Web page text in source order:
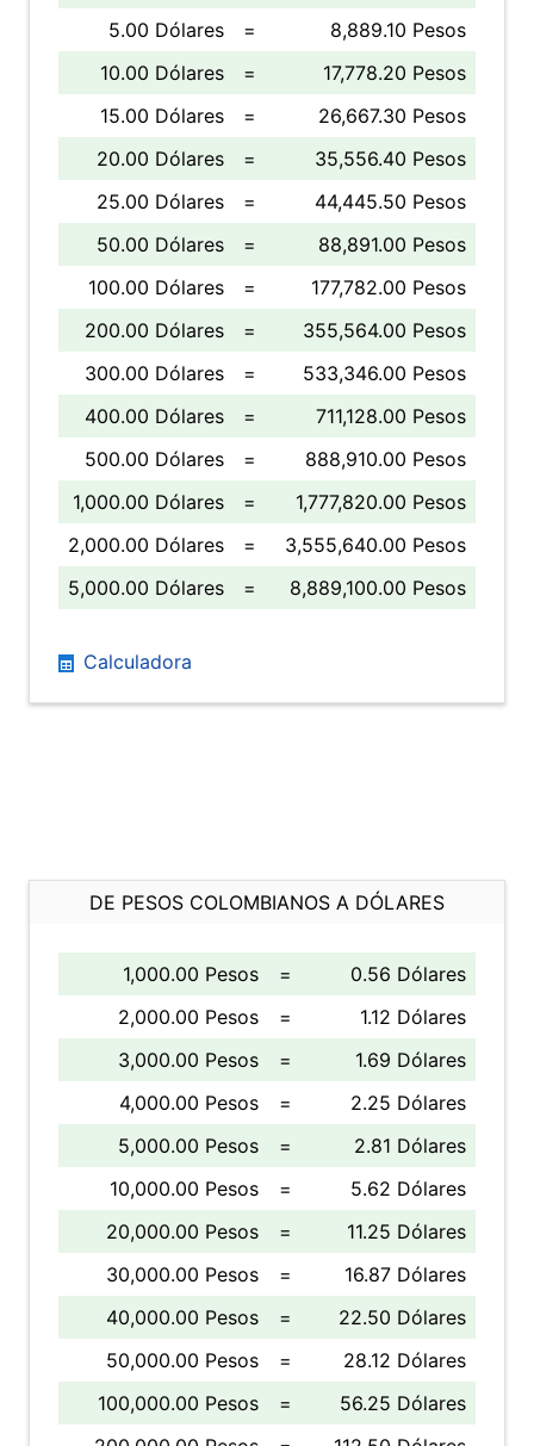
5.00 Dólares
=
8,889.10 Pesos
10.00 Dólares
=
17,778.20 Pesos
15.00 Dólares
=
26,667.30 Pesos
20.00 Dólares
=
35,556.40 Pesos
25.00 Dólares
=
44,445.50 Pesos
50.00 Dólares
=
88,891.00 Pesos
100.00 Dólares
=
177,782.00 Pesos
200.00 Dólares
=
355,564.00 Pesos
300.00 Dólares
=
533,346.00 Pesos
400.00 Dólares
=
711,128.00 Pesos
500.00 Dólares
=
888,910.00 Pesos
1,000.00 Dólares
=
1,777,820.00 Pesos
2,000.00 Dólares
=
3,555,640.00 Pesos
5,000.00 Dólares
= 8,889,100.00 Pesos
Calculadora
DE PESOS COLOMBIANOS A DÓLARES
1,000.00 Pesos =
0.56 Dólares
2,000.00 Pesos
=
1.12 Dólares
3,000.00 Pesos
=
1.69 Dólares
4,000.00 Pesos
=
2.25 Dólares
5,000.00 Pesos
=
2.81 Dólares
10,000.00 Pesos
=
5.62 Dólares
20,000.00 Pesos
=
11.25 Dólares
30,000.00 Pesos
=
16.87 Dólares
40,000.00 Pesos
=
22.50 Dólares
50,000.00 Pesos
=
28.12 Dólares
100,000.00 Pesos
=
56.25 Dólares